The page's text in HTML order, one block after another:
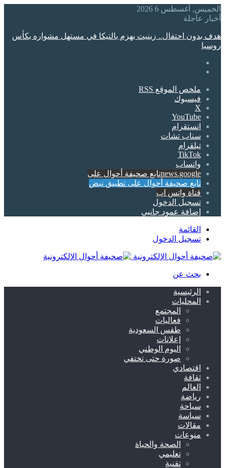
الخميس, أغسطس 6 2026
أخبار عاجلة
هدف بدون احتفال.. زينيت يهزم بالتيكا في مستهل مشواره بكأس
روسيا
ملخص الموقع RSS
فيسبوك
‫X
‫YouTube
انستقرام
سناب تشات
تيلقرام
‫TikTok
واتساب
news.googleتابع صحيفة أحوال على
تابع صحيفة أحوال على تطبيق نبض
قناة واتس اب
تسجيل الدخول
إضافة عمود جانبي
القائمة
تسجيل الدخول
بحث عن
الرئيسية
المحليات
المجتمع
فعاليات
طقس السعودية
إعلانات
اليوم الوطني
صورة حتى تختفي
اقتصادي
ثقافة
العالم
رياضة
سياحة
سياسة
مقالات
منوعات
الصحة والحياة
تعليمي
تقنية